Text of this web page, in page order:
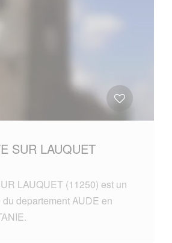
SUR LAUQUET
LAUQUET (11250) est un
departement AUDE en